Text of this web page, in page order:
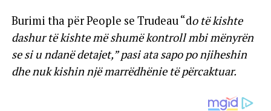
Burimi tha për People se Trudeau “do të kishte
dashur të kishte më shumë kontroll mbi mënyrën
se si u ndanë detajet,” pasi ata sapo po njiheshin
dhe nuk kishin një marrëdhënie të përcaktuar.